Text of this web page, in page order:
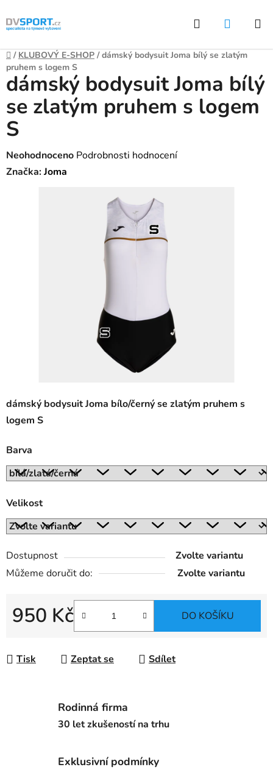
Přejít
na
Hledat
Domů
/ KLUBOVÝ E-SHOP / dámský bodysuit Joma bílý se zlatým
pruhem s logem S
dámský bodysuit Joma bílo/černý se zlatým pruhem s
logem S
Barva
Velikost
Dostupnost
Zvolte variantu
Můžeme doručit do:
Zvolte variantu
950 Kč DO KOŠÍKU
Tisk Zeptat se Sdílet
dámský bodysuit Joma bílý
se zlatým pruhem s logem
S
Průměrné
hodnocení
Neohodnoceno Podrobnosti hodnocení
Značka:Joma
Rodinná firma
30 let zkušeností na trhu
Exklusivní podmínky